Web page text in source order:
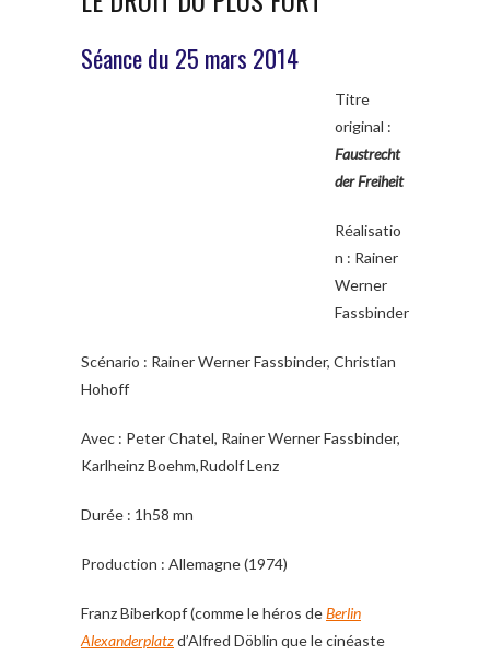
Séance du 25 mars 2014
Titre
original :
Faustrecht
der Freiheit
Réalisatio
n : Rainer
Werner
Fassbinder
Scénario : Rainer Werner Fassbinder, Christian
Hohoff
Avec : Peter Chatel, Rainer Werner Fassbinder,
Karlheinz Boehm,Rudolf Lenz
Durée : 1h58 mn
Production : Allemagne (1974)
Franz Biberkopf (comme le héros deBerlin
Alexanderplatzd’Alfred Döblin que le cinéaste